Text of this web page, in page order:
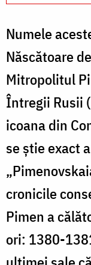
Numele
Născătoare
Mitropolitul
Întregii Rusii
icoana din
se știe exact
cronicile
Pimen a
ori: 1380-